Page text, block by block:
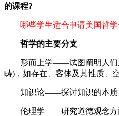
的课程?
哪些学生适合申请美国哲
哲学的主要分支
形而上学——试图阐明人们
畴)，如存在、客体及其性质、
知识论——探讨知识的本质
伦理学——研究道德观念方